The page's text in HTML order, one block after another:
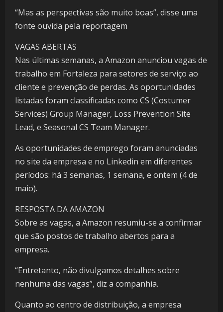
“Mas as perspectivas são muito boas”, disse uma
fonte ouvida pela reportagem
VAGAS ABERTAS
Nas últimas semanas, a Amazon anunciou vagas de
trabalho em Fortaleza para setores de serviço ao
cliente e prevenção de perdas. As oportunidades
listadas foram classificadas como CS (Costumer
Services) Group Manager, Loss Prevention Site
Lead, e Seasonal CS Team Manager.
As oportunidades de emprego foram anunciadas
no site da empresa e no Linkedin em diferentes
períodos: há 3 semanas, 1 semana, e ontem (4 de
maio).
RESPOSTA DA AMAZON
Sobre as vagas, a Amazon resumiu-se a confirmar
que são postos de trabalho abertos para a
empresa.
“Entretanto, não divulgamos detalhes sobre
nenhuma das vagas”, diz a companhia.
Quanto ao centro de distribuição, a empresa